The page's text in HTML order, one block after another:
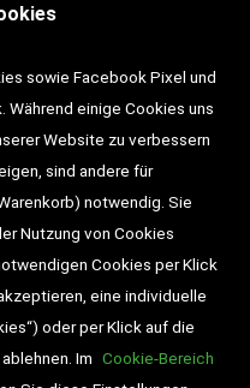
sowie Facebook Pixel und
einige Cookies uns
Website zu verbessern
sind andere für
notwendig. Sie
Nutzung von Cookies
Cookies per Klick
eine individuelle
oder per Klick auf die
Im Cookie-Bereich